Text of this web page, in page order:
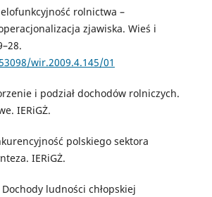
rolnictwa –
zjawiska. Wieś i
wir.2009.4.145/01
i podział dochodów rolniczych.
IERiGŻ.
polskiego sektora
IERiGŻ.
ludności chłopskiej